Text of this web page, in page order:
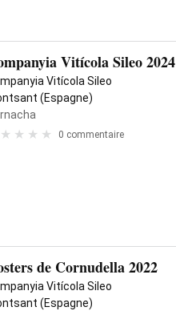
Vitícola Sileo 2024
Vitícola Sileo
(Espagne)
0 commentaire
de Cornudella 2022
Vitícola Sileo
(Espagne)